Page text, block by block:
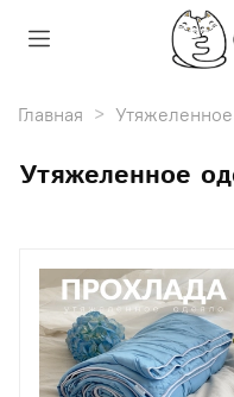
Главная
Утяжеленное